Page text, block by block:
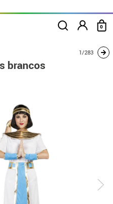
0
Par de egípcios adultos brancos
1/283
brancos